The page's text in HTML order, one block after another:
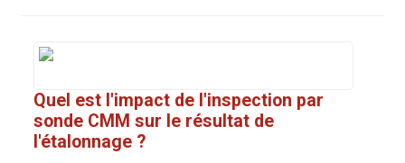
Quel est l'impact de l'inspection par
sonde CMM sur le résultat de
l'étalonnage ?